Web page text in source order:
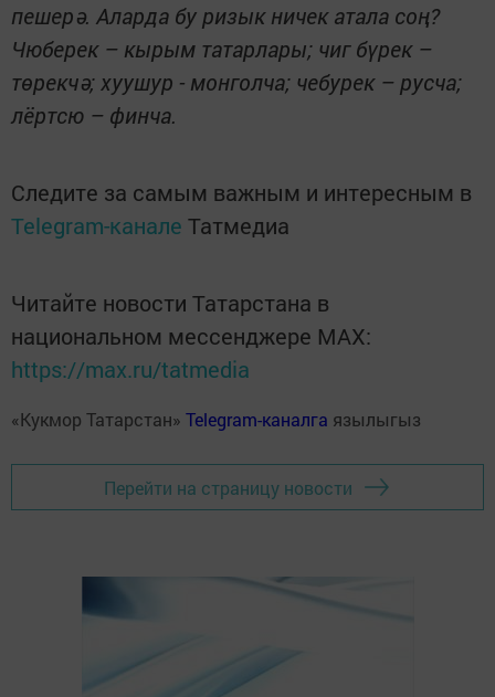
пешерә. Аларда бу ризык ничек атала соң?
Чюберек – кырым татарлары; чиг бүрек –
төрекчә; хуушур - монголча; чебурек – русча;
лёртсю – финча.
Следите за самым важным и интересным в
Telegram-канале Татмедиа
Читайте новости Татарстана в
национальном мессенджере MАХ:
https://max.ru/tatmedia
«Кукмор Татарстан» Telegram-каналга язылыгыз
Перейти на страницу новости